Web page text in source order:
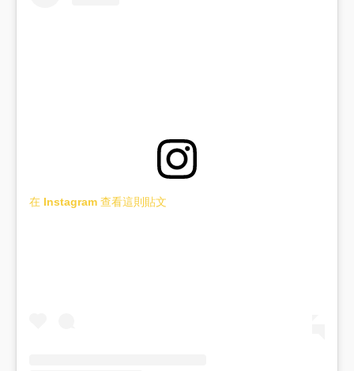
在 Instagram 查看這則貼文